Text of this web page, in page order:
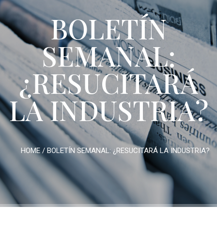
BOLETÍN
SEMANAL:
¿RESUCITARÁ
LA INDUSTRIA?
HOME / BOLETÍN SEMANAL: ¿RESUCITARÁ LA INDUSTRIA?